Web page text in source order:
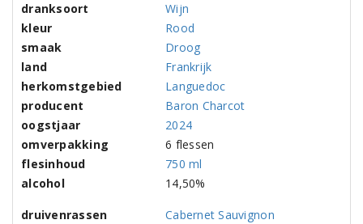
dranksoort
Wijn
kleur
Rood
smaak
Droog
land
Frankrijk
herkomstgebied
Languedoc
producent
Baron Charcot
oogstjaar
2024
omverpakking
6 flessen
flesinhoud
750 ml
alcohol
14,50%
druivenrassen
Cabernet Sauvignon